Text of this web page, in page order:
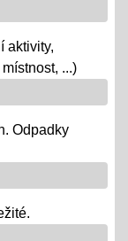
a
a "ústní" /
aktivity,
...)
Odpadky